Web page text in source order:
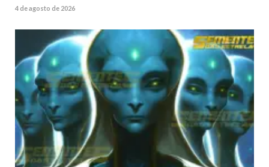
4 de agosto de 2026